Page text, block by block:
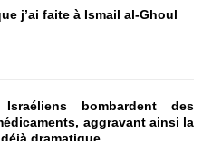
j’ai faite à Ismail al-Ghoul
bombardent des
aggravant ainsi la